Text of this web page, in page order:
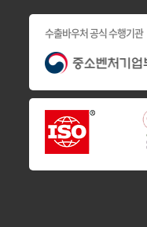
수출바우처 공식 수행기관